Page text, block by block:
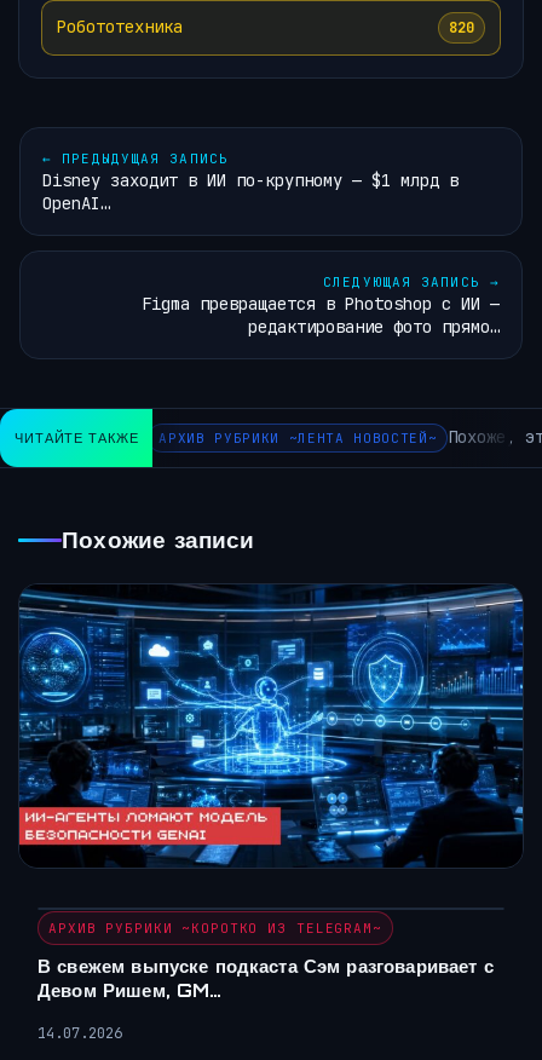
Робототехника 820
← ПРЕДЫДУЩАЯ ЗАПИСЬ
Disney заходит в ИИ по-крупному — $1 млрд в
OpenAI…
СЛЕДУЮЩАЯ ЗАПИСЬ →
Figma превращается в Photoshop с ИИ —
редактирование фото прямо…
ЧИТАЙТЕ ТАКЖЕ АРХИВ РУБРИКИ ~ЛЕНТА НОВОСТЕЙ~ Похоже,
Похожие записи
АРХИВ РУБРИКИ ~КОРОТКО ИЗ TELEGRAM~
В свежем выпуске подкаста Сэм разговаривает с
Девом Ришем, GM…
14.07.2026